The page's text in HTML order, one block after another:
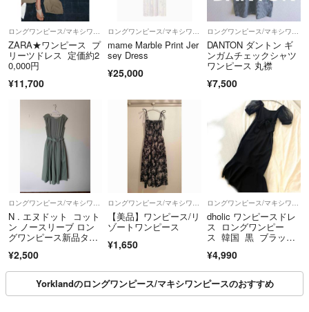
ZARA★ワンピース プ
リーツドレス 定価約2
0,000円
¥11,700
mame Marble Print Jer
sey Dress
¥25,000
DANTON ダントン ギ
ンガムチェックシャツ
ワンピース 丸襟
¥7,500
ロングワンピース/マキシワンピース
N . エヌドット コット
ン ノースリーブ ロン
グワンピース新品タグ
¥2,500
ロングワンピース/マキシワンピース
【美品】ワンピース/リ
ゾートワンピース
¥1,650
ロングワンピース/マキシワンピース
dholic ワンピースドレ
ス ロングワンピー
ス 韓国 黒 ブラッ
¥4,990
Yorklandのロングワンピース/マキシワンピースのおすすめ